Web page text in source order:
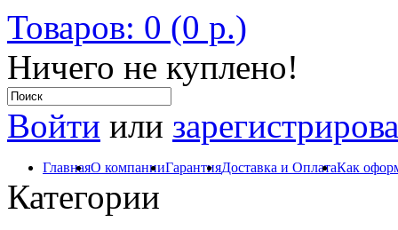
Товаров: 0 (0 р.)
Ничего не куплено!
Войти или
ГлавнаяО компанииГарантияДоставка и ОплатаКак
Категории